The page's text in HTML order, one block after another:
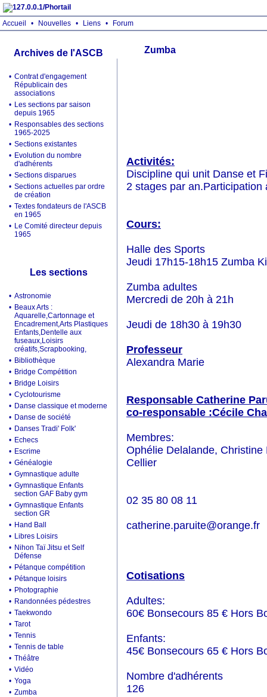
Accueil • Nouvelles • Liens • Forum
Archives de l'ASCB
• Contrat d'engagement
Républicain des
associations
• Les sections par saison
depuis 1965
• Responsables des sections
1965-2025
• Sections existantes
• Evolution du nombre
d'adhérents
• Sections disparues
• Sections actuelles par ordre
de création
• Textes fondateurs de l'ASCB
en 1965
• Le Comité directeur depuis
1965
Les sections
• Astronomie
• Beaux Arts :
Aquarelle,Cartonnage et
Encadrement,Arts Plastiques
Enfants,Dentelle aux
fuseaux,Loisirs
créatifs,Scrapbooking,
• Bibliothèque
• Bridge Compétition
• Bridge Loisirs
• Cyclotourisme
• Danse classique et moderne
• Danse de société
• Danses Tradi' Folk'
• Echecs
• Escrime
• Généalogie
• Gymnastique adulte
• Gymnastique Enfants
section GAF Baby gym
• Gymnastique Enfants
section GR
• Hand Ball
• Libres Loisirs
• Nihon Taï Jitsu et Self
Défense
• Pétanque compétition
• Pétanque loisirs
• Photographie
• Randonnées pédestres
• Taekwondo
• Tarot
• Tennis
• Tennis de table
• Théâtre
• Vidéo
• Yoga
• Zumba
Zumba
Activités:
Discipline qui unit Danse et
2 stages par an.Participation
Cours:
Halle des Sports
Jeudi 17h15-18h15 Zumba
Zumba adultes
Mercredi de 20h à 21h
Jeudi de 18h30 à 19h30
Professeur
Alexandra Marie
Responsable Catherine
co-responsable :Cécile
Membres:
Ophélie Delalande,
Cellier
02 35 80 08 11
catherine.paruite@orange.fr
Cotisations
Adultes:
60€ Bonsecours 85 € Hors
Enfants:
45€ Bonsecours 65 € Hors
Nombre d'adhérents
126